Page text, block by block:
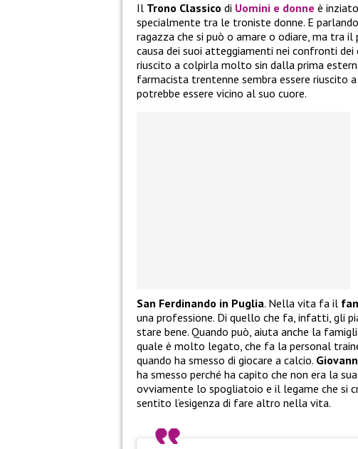
Il Trono Classico di Uomini e donne è
specialmente tra le troniste donne. E
ragazza che si può o amare o odiare, ma tra
causa dei suoi atteggiamenti nei confronti dei
riuscito a colpirla molto sin dalla prima
farmacista trentenne sembra essere riuscito
potrebbe essere vicino al suo cuore.
San Ferdinando in Puglia. Nella vita fa il
una professione. Di quello che fa, infatti, gli
stare bene. Quando può, aiuta anche la
quale è molto legato, che fa la personal
quando ha smesso di giocare a calcio.
ha smesso perché ha capito che non era la
ovviamente lo spogliatoio e il legame che si
sentito l’esigenza di fare altro nella vita.